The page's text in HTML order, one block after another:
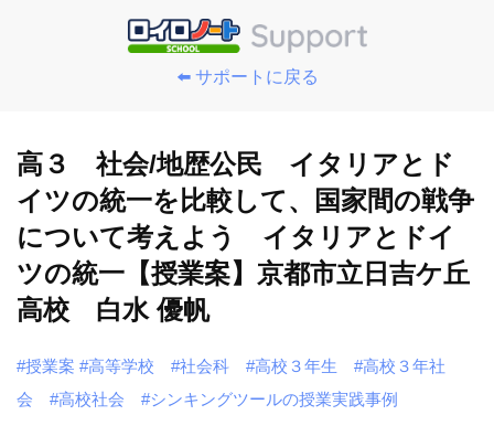
⬅️ サポートに戻る
高３ 社会/地歴公民 イタリアとド
イツの統一を比較して、国家間の戦争
について考えよう イタリアとドイ
ツの統一【授業案】京都市立日吉ケ丘
高校 白水 優帆
#授業案 #高等学校 #社会科 #高校３年生
#高校３年社
会
#高校社会 #シンキングツールの授業実践事例